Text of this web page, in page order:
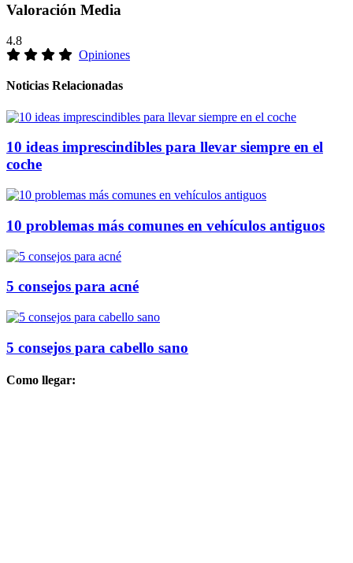
Valoración Media
4.8
Opiniones
Noticias Relacionadas
10 ideas imprescindibles para llevar siempre en el
coche
10 problemas más comunes en vehículos antiguos
5 consejos para acné
5 consejos para cabello sano
Como llegar: